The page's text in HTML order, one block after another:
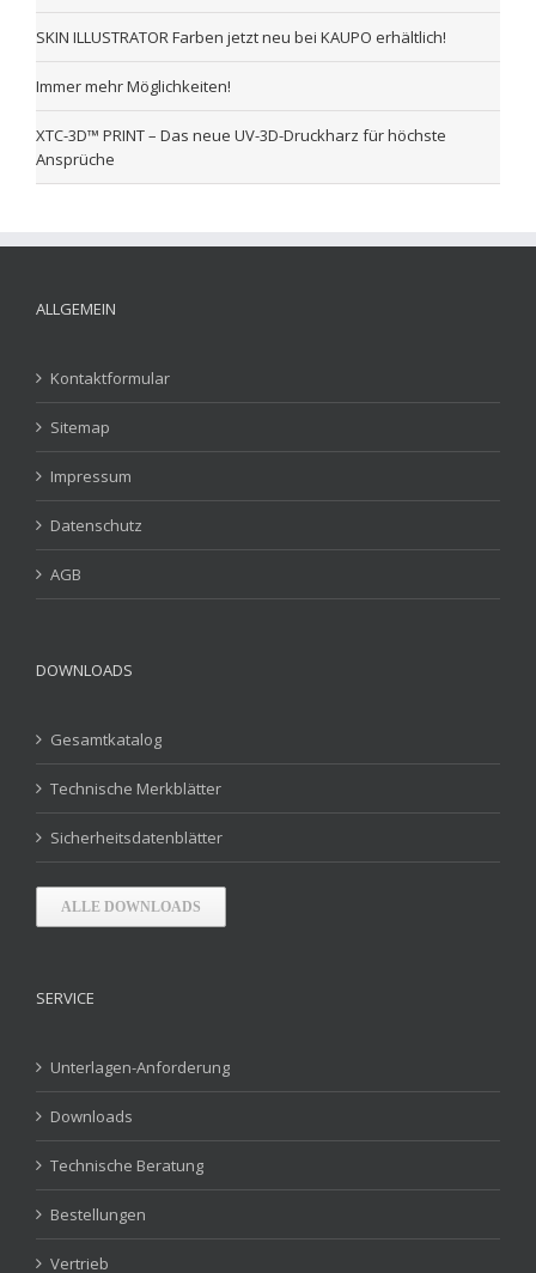
SKIN ILLUSTRATOR Farben jetzt neu bei KAUPO erhältlich!
Immer mehr Möglichkeiten!
XTC-3D™ PRINT – Das neue UV-3D-Druckharz für höchste
Ansprüche
ALLGEMEIN
Kontaktformular
Sitemap
Impressum
Datenschutz
AGB
DOWNLOADS
Gesamtkatalog
Technische Merkblätter
Sicherheitsdatenblätter
ALLE DOWNLOADS
SERVICE
Unterlagen-Anforderung
Downloads
Technische Beratung
Bestellungen
Vertrieb